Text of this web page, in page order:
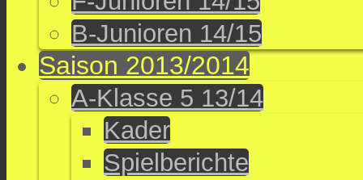
B-Junioren 14/15
Saison 2013/2014
A-Klasse 5 13/14
Kader
Spielberichte